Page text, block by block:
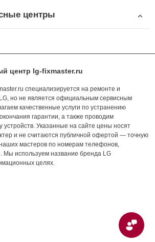
центры
центр lg-fixmaster.ru
специализируется на ремонте и
но не является официальным сервисным
качественные услуги по устранению
гарантии, а также проводим
устройств. Указанные на сайте цены носят
и не считаются публичной офертой — точную
мастеров по номерам телефонов,
используем название бренда LG
целях.